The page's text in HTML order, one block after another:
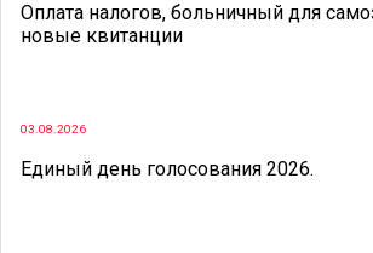
Оплата налогов, больничный для
новые квитанции
03.08.2026
Единый день голосования 2026.